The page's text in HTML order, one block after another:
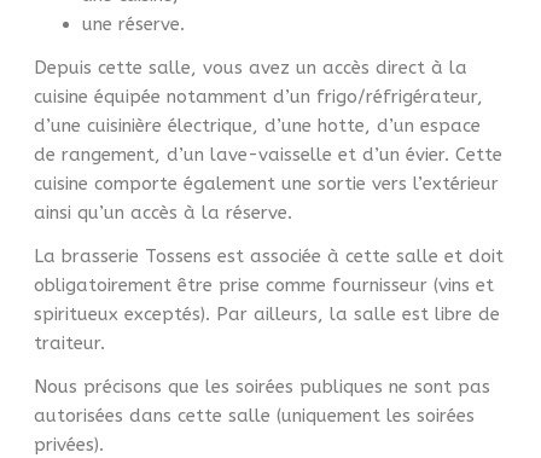
une réserve.
Depuis cette salle, vous avez un accès direct à la
cuisine équipée notamment d’un frigo/réfrigérateur,
d’une cuisinière électrique, d’une hotte, d’un espace
de rangement, d’un lave-vaisselle et d’un évier. Cette
cuisine comporte également une sortie vers l’extérieur
ainsi qu’un accès à la réserve.
La brasserie Tossens est associée à cette salle et doit
obligatoirement être prise comme fournisseur (vins et
spiritueux exceptés). Par ailleurs, la salle est libre de
traiteur.
Nous précisons que les soirées publiques ne sont pas
autorisées dans cette salle (uniquement les soirées
privées).